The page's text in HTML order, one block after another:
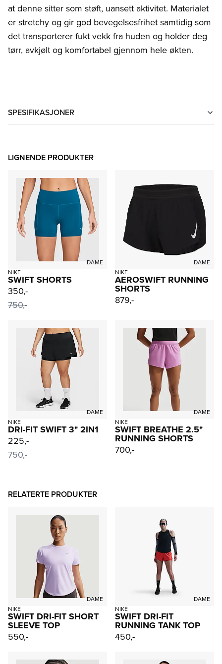
at denne sitter som støft, uansett aktivitet. Materialet
er stretchy og gir god bevegelsesfrihet samtidig som
det transporterer fukt vekk fra huden og holder deg
tørr, avkjølt og komfortabel gjennom hele økten.
SPESIFIKASJONER
LIGNENDE PRODUKTER
DAME
NIKE
SWIFT SHORTS
350,-
750,-
DAME
NIKE
AEROSWIFT RUNNING
SHORTS
879,-
DAME
NIKE
DRI-FIT SWIFT 3" 2IN1
225,-
750,-
DAME
NIKE
SWIFT BREATHE 2.5"
RUNNING SHORTS
700,-
RELATERTE PRODUKTER
DAME
NIKE
SWIFT DRI-FIT SHORT
SLEEVE TOP
550,-
DAME
NIKE
SWIFT DRI-FIT
RUNNING TANK TOP
450,-